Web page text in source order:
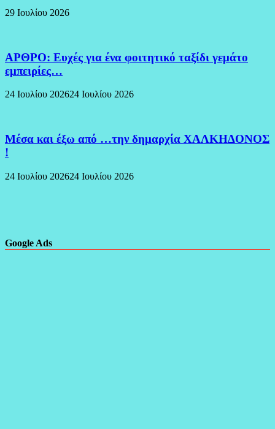
29 Ιουλίου 2026
ΑΡΘΡΟ: Ευχές για ένα φοιτητικό ταξίδι γεμάτο
εμπειρίες…
24 Ιουλίου 202624 Ιουλίου 2026
Μέσα και έξω από …την δημαρχία ΧΑΛΚΗΔΟΝΟΣ
!
24 Ιουλίου 202624 Ιουλίου 2026
Google Ads